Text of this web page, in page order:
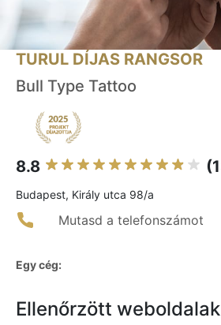
TURUL DÍJAS RANGSOR
Bull Type Tattoo
8.8
Budapest, Király utca 98/a
Mutasd a telefonszámot
Egy cég:
Ellenőrzött weboldalak